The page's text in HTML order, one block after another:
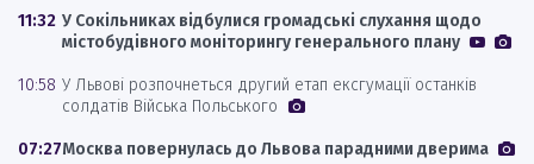
11:32 У Сокільниках відбулися громадські слухання щодо
містобудівного моніторингу генерального плану
10:58 У Львові розпочнеться другий етап ексгумації останків
солдатів Війська Польського
07:27Москва повернулась до Львова парадними дверима